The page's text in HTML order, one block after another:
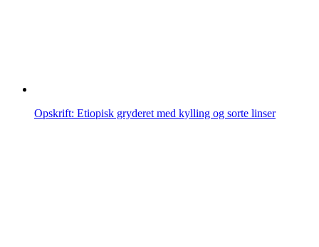
Opskrift: Etiopisk gryderet med kylling og sorte linser